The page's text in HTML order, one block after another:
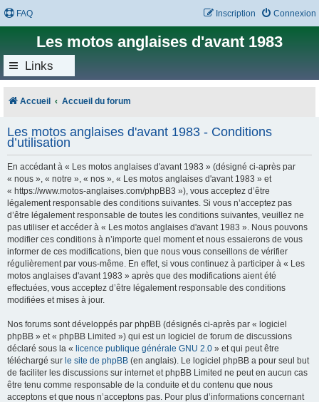
FAQ Connexion
Inscription
Les motos anglaises d'avant 1983
Links
Accueil Accueil du forum
Les motos anglaises d'avant 1983 - Conditions
d’utilisation
En accédant à « Les motos anglaises d'avant 1983 » (désigné ci-après par
« nous », « notre », « nos », « Les motos anglaises d'avant 1983 » et
« https://www.motos-anglaises.com/phpBB3 »), vous acceptez d’être
légalement responsable des conditions suivantes. Si vous n’acceptez pas
d’être légalement responsable de toutes les conditions suivantes, veuillez ne
pas utiliser et accéder à « Les motos anglaises d'avant 1983 ». Nous pouvons
modifier ces conditions à n’importe quel moment et nous essaierons de vous
informer de ces modifications, bien que nous vous conseillons de vérifier
régulièrement par vous-même. En effet, si vous continuez à participer à « Les
motos anglaises d'avant 1983 » après que des modifications aient été
effectuées, vous acceptez d’être légalement responsable des conditions
modifiées et mises à jour.
Nos forums sont développés par phpBB (désignés ci-après par « logiciel
phpBB » et « phpBB Limited ») qui est un logiciel de forum de discussions
déclaré sous la « licence publique générale GNU 2.0 » et qui peut être
téléchargé sur le site de phpBB (en anglais). Le logiciel phpBB a pour seul but
de faciliter les discussions sur internet et phpBB Limited ne peut en aucun cas
être tenu comme responsable de la conduite et du contenu que nous
acceptons et que nous n’acceptons pas. Pour plus d’informations concernant